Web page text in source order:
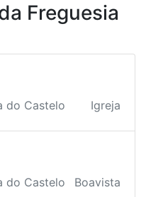
Freguesia
do Castelo
Igreja
do Castelo
Boavista